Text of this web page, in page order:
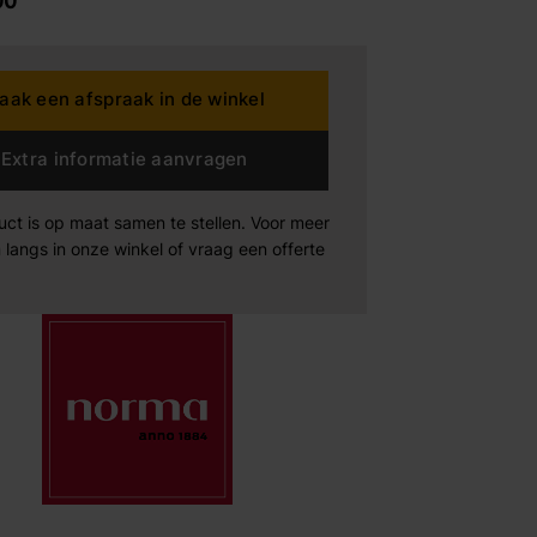
een afspraak in de winkel
Extra informatie aanvragen
is op maat samen te stellen. Voor meer
langs in onze winkel of vraag een offerte